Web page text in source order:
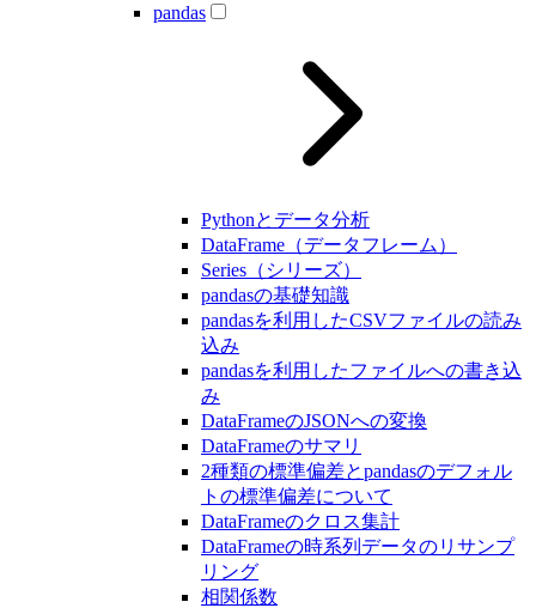
pandas
Pythonとデータ分析
DataFrame（データフレーム）
Series（シリーズ）
pandasの基礎知識
pandasを利用したCSVファイルの読み
込み
pandasを利用したファイルへの書き込
み
DataFrameのJSONへの変換
DataFrameのサマリ
2種類の標準偏差とpandasのデフォル
トの標準偏差について
DataFrameのクロス集計
DataFrameの時系列データのリサンプ
リング
相関係数